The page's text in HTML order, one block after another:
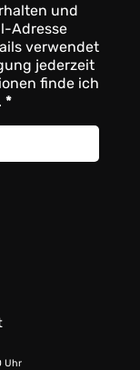
und
Adresse
verwendet
jederzeit
finde ich
Uhr